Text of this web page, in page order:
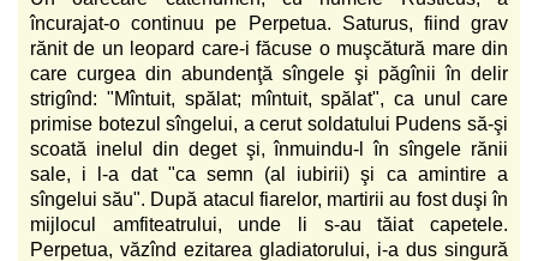
încurajat-o continuu pe Perpetua. Saturus, fiind grav
rănit de un leopard care-i făcuse o muşcătură mare din
care curgea din abundenţă sîngele şi păgînii în delir
strigînd: "Mîntuit, spălat; mîntuit, spălat", ca unul care
primise botezul sîngelui, a cerut soldatului Pudens să-şi
scoată inelul din deget şi, înmuindu-l în sîngele rănii
sale, i l-a dat "ca semn (al iubirii) şi ca amintire a
sîngelui său". După atacul fiarelor, martirii au fost duşi în
mijlocul amfiteatrului, unde li s-au tăiat capetele.
Perpetua, văzînd ezitarea gladiatorului, i-a dus singură